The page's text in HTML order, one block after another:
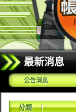
最新消息
公告消息
分類